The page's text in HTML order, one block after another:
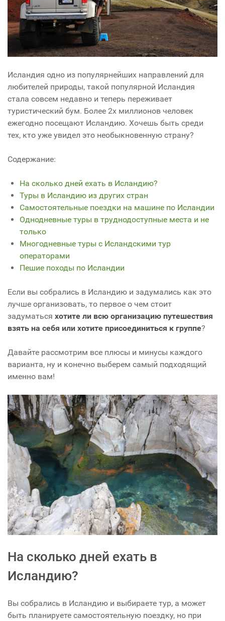
Исландия одно из популярнейших направлений для
любителей природы, такой популярной Исландия
стала совсем недавно и теперь переживает
туристический бум. Более 2х миллионов человек
ежегодно посещают Исландию. Хочешь быть среди
тех, кто уже увидел это необыкновенную страну?
Содержание:
На сколько дней ехать в Исландию?
Туры в Исландию из других стран
Самостоятельные поездки на машине по Исландии
Однодневные туры в труднодоступные места и не
только
Многодневные туры с Исландскими тур
операторами
Пешие походы по Исландии
Если вы собрались в Исландию и задумались как это
лучше организовать, то первое о чем стоит
задуматься хотите ли всю организацию путешествия
взять на себя или хотите присоединиться к группе?
Давайте рассмотрим все плюсы и минусы каждого
варианта, ну и конечно выберем самый подходящий
именно вам!
На сколько дней ехать в
Исландию?
Вы собрались в Исландию и выбираете тур, а может
быть планируете самостоятельную поездку, но при